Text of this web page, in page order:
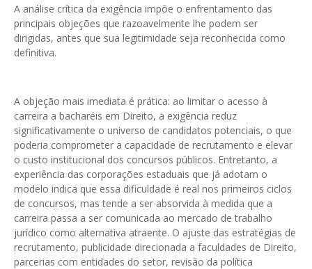
A análise crítica da exigência impõe o enfrentamento das
principais objeções que razoavelmente lhe podem ser
dirigidas, antes que sua legitimidade seja reconhecida como
definitiva.
A objeção mais imediata é prática: ao limitar o acesso à
carreira a bacharéis em Direito, a exigência reduz
significativamente o universo de candidatos potenciais, o que
poderia comprometer a capacidade de recrutamento e elevar
o custo institucional dos concursos públicos. Entretanto, a
experiência das corporações estaduais que já adotam o
modelo indica que essa dificuldade é real nos primeiros ciclos
de concursos, mas tende a ser absorvida à medida que a
carreira passa a ser comunicada ao mercado de trabalho
jurídico como alternativa atraente. O ajuste das estratégias de
recrutamento, publicidade direcionada a faculdades de Direito,
parcerias com entidades do setor, revisão da política